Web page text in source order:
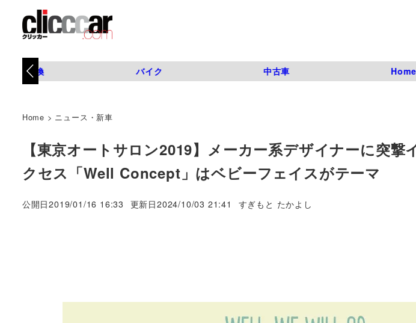
タイヤ交換 バイク 中古車 Home
Home > ニュース・新車
【東京オートサロン2019】メーカー系デザイナーに突
クセス「Well Concept」はベビーフェイスがテーマ
公開日2019/01/16 16:33 更新日2024/10/03 21:41
著
すぎもと たかよし